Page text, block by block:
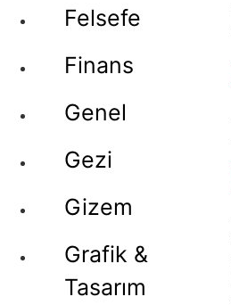
Felsefe
Finans
Genel
Gezi
Gizem
Grafik &
Tasarım